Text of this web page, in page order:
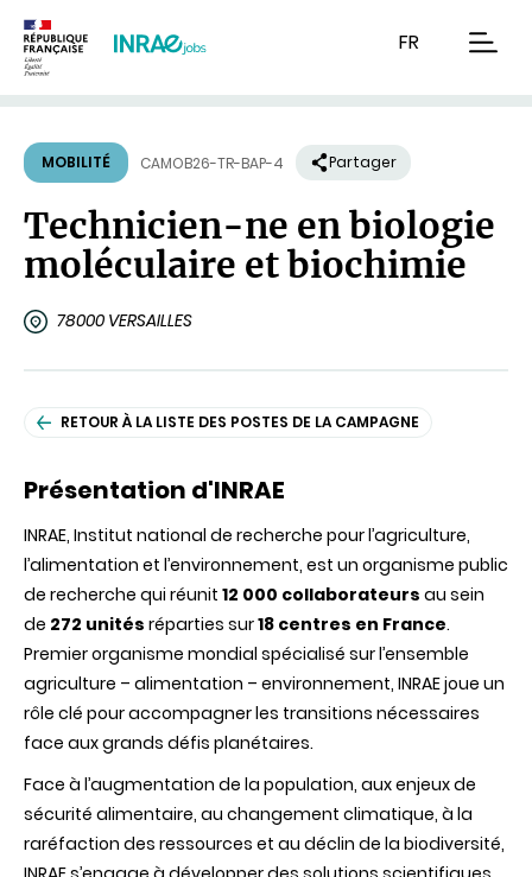
FR
MOBILITÉ CAMOB26-TR-BAP-4 Partager
Technicien-ne en biologie
moléculaire et biochimie
78000 VERSAILLES
RETOUR À LA LISTE DES POSTES DE LA CAMPAGNE
Présentation d'INRAE
INRAE, Institut national de recherche pour l’agriculture,
l’alimentation et l’environnement, est un organisme public
de recherche qui réunit 12 000 collaborateurs au sein
de 272 unités réparties sur18 centres en France.
Premier organisme mondial spécialisé sur l’ensemble
agriculture – alimentation – environnement, INRAE joue un
rôle clé pour accompagner les transitions nécessaires
face aux grands défis planétaires.
Face à l’augmentation de la population, aux enjeux de
sécurité alimentaire, au changement climatique, à la
raréfaction des ressources et au déclin de la biodiversité,